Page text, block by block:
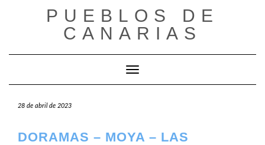
PUEBLOS DE
CANARIAS
Cambiar modo de navegación
28 de abril de 2023
DORAMAS – MOYA – LAS